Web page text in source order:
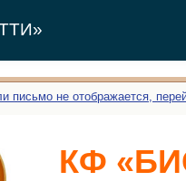
письмо не отображается,
КФ